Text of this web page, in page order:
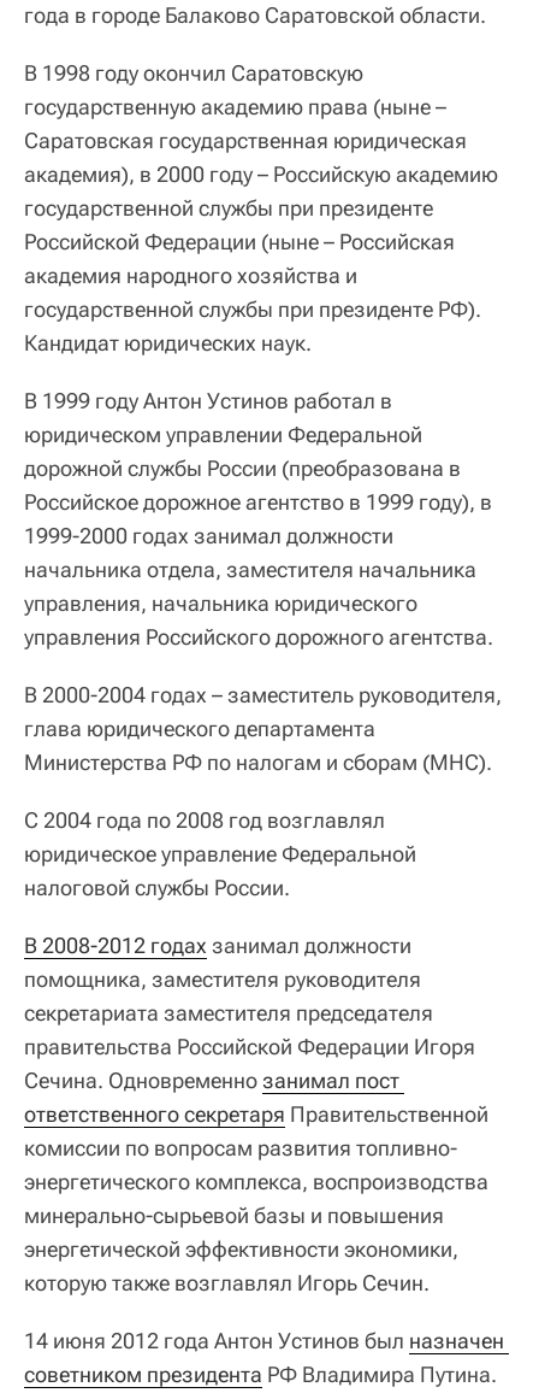
года в городе Балаково Саратовской области.
В 1998 году окончил Саратовскую
государственную академию права (ныне –
Саратовская государственная юридическая
академия), в 2000 году – Российскую академию
государственной службы при президенте
Российской Федерации (ныне – Российская
академия народного хозяйства и
государственной службы при президенте РФ).
Кандидат юридических наук.
В 1999 году Антон Устинов работал в
юридическом управлении Федеральной
дорожной службы России (преобразована в
Российское дорожное агентство в 1999 году), в
1999-2000 годах занимал должности
начальника отдела, заместителя начальника
управления, начальника юридического
управления Российского дорожного агентства.
В 2000-2004 годах – заместитель руководителя,
глава юридического департамента
Министерства РФ по налогам и сборам (МНС).
С 2004 года по 2008 год возглавлял
юридическое управление Федеральной
налоговой службы России.
В 2008-2012 годах занимал должности
помощника, заместителя руководителя
секретариата заместителя председателя
правительства Российской Федерации Игоря
Сечина. Одновременнозанимал пост
ответственного секретаря Правительственной
комиссии по вопросам развития топливно-
энергетического комплекса, воспроизводства
минерально-сырьевой базы и повышения
энергетической эффективности экономики,
которую также возглавлял Игорь Сечин.
14 июня 2012 года Антон Устинов был назначен
советником президента РФ Владимира Путина.